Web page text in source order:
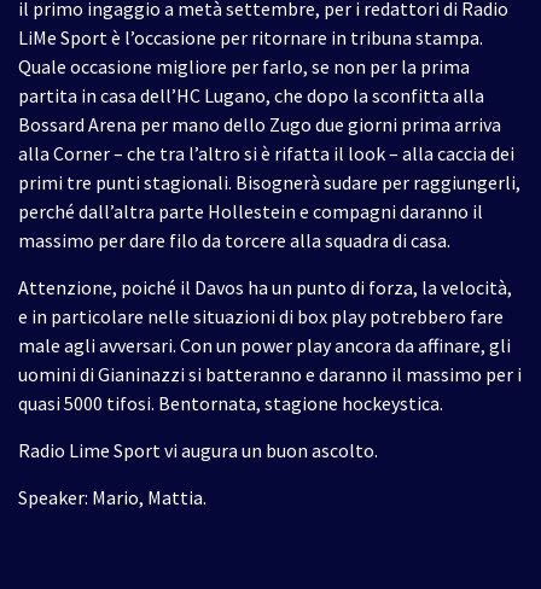
il primo ingaggio a metà settembre, per i redattori di Radio
LiMe Sport è l’occasione per ritornare in tribuna stampa.
Quale occasione migliore per farlo, se non per la prima
partita in casa dell’HC Lugano, che dopo la sconfitta alla
Bossard Arena per mano dello Zugo due giorni prima arriva
alla Corner – che tra l’altro si è rifatta il look – alla caccia dei
primi tre punti stagionali. Bisognerà sudare per raggiungerli,
perché dall’altra parte Hollestein e compagni daranno il
massimo per dare filo da torcere alla squadra di casa.
Attenzione, poiché il Davos ha un punto di forza, la velocità,
e in particolare nelle situazioni di box play potrebbero fare
male agli avversari. Con un power play ancora da affinare, gli
uomini di Gianinazzi si batteranno e daranno il massimo per i
quasi 5000 tifosi. Bentornata, stagione hockeystica.
Radio Lime Sport vi augura un buon ascolto.
Speaker: Mario, Mattia.